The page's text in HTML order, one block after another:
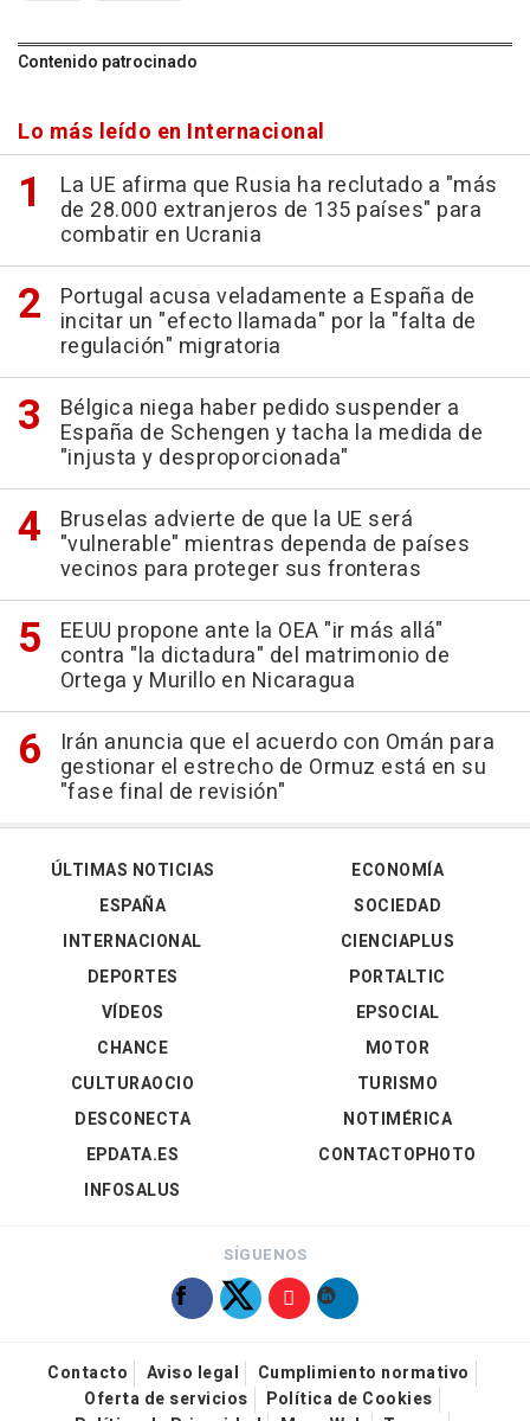
Contenido patrocinado
Lo más leído en Internacional
La UE afirma que Rusia ha reclutado a "más
de 28.000 extranjeros de 135 países" para
combatir en Ucrania
Portugal acusa veladamente a España de
incitar un "efecto llamada" por la "falta de
regulación" migratoria
Bélgica niega haber pedido suspender a
España de Schengen y tacha la medida de
"injusta y desproporcionada"
Bruselas advierte de que la UE será
"vulnerable" mientras dependa de países
vecinos para proteger sus fronteras
EEUU propone ante la OEA "ir más allá"
contra "la dictadura" del matrimonio de
Ortega y Murillo en Nicaragua
Irán anuncia que el acuerdo con Omán para
gestionar el estrecho de Ormuz está en su
"fase final de revisión"
ÚLTIMAS NOTICIAS
ESPAÑA
INTERNACIONAL
DEPORTES
VÍDEOS
ECONOMÍA
SOCIEDAD
CIENCIAPLUS
PORTALTIC
EPSOCIAL
CHANCE
CULTURAOCIO
DESCONECTA
EPDATA.ES
INFOSALUS
MOTOR
TURISMO
NOTIMÉRICA
CONTACTOPHOTO
SÍGUENOS
Contacto Aviso legal
Cumplimiento normativo
Oferta de servicios
Política de Cookies